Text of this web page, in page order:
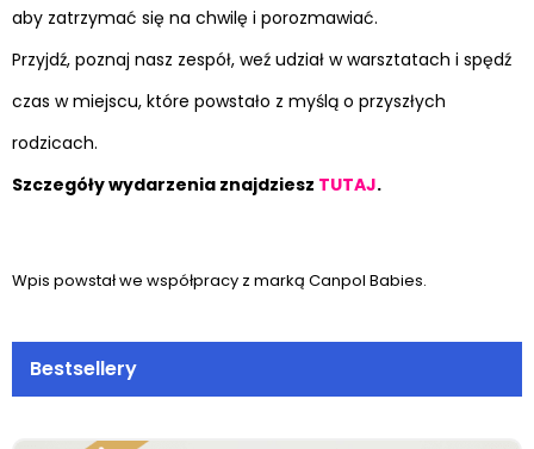
Bestsellery
aby zatrzymać się na chwilę i porozmawiać.
Przyjdź, poznaj nasz zespół, weź udział w warsztatach i spędź
czas w miejscu, które powstało z myślą o przyszłych
rodzicach.
Szczegóły wydarzenia znajdziesz TUTAJ.
Wpis powstał we współpracy z marką Canpol Babies.